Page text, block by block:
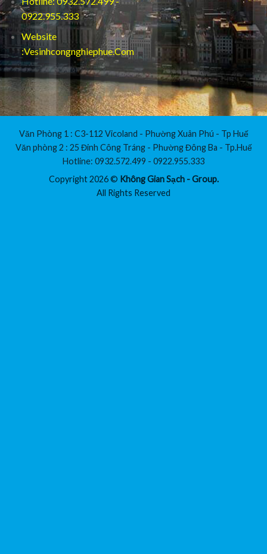
0922.955.333
Website
:Vesinhcongnghiephue.Com
Văn Phòng 1 : C3-112 Vicoland - Phường Xuân Phú - Tp Huế
Văn phòng 2 : 25 Đinh Công Tráng - Phường Đông Ba - Tp.Huế
Hotline: 0932.572.499 - 0922.955.333
Copyright 2026 © Không Gian Sạch - Group.
All Rights Reserved